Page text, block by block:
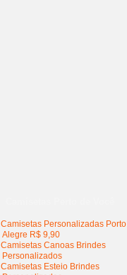
Camisetas Personalizadas Porto
Alegre R$ 9,90
Camisetas Canoas Brindes
Personalizados
Camisetas Esteio Brindes